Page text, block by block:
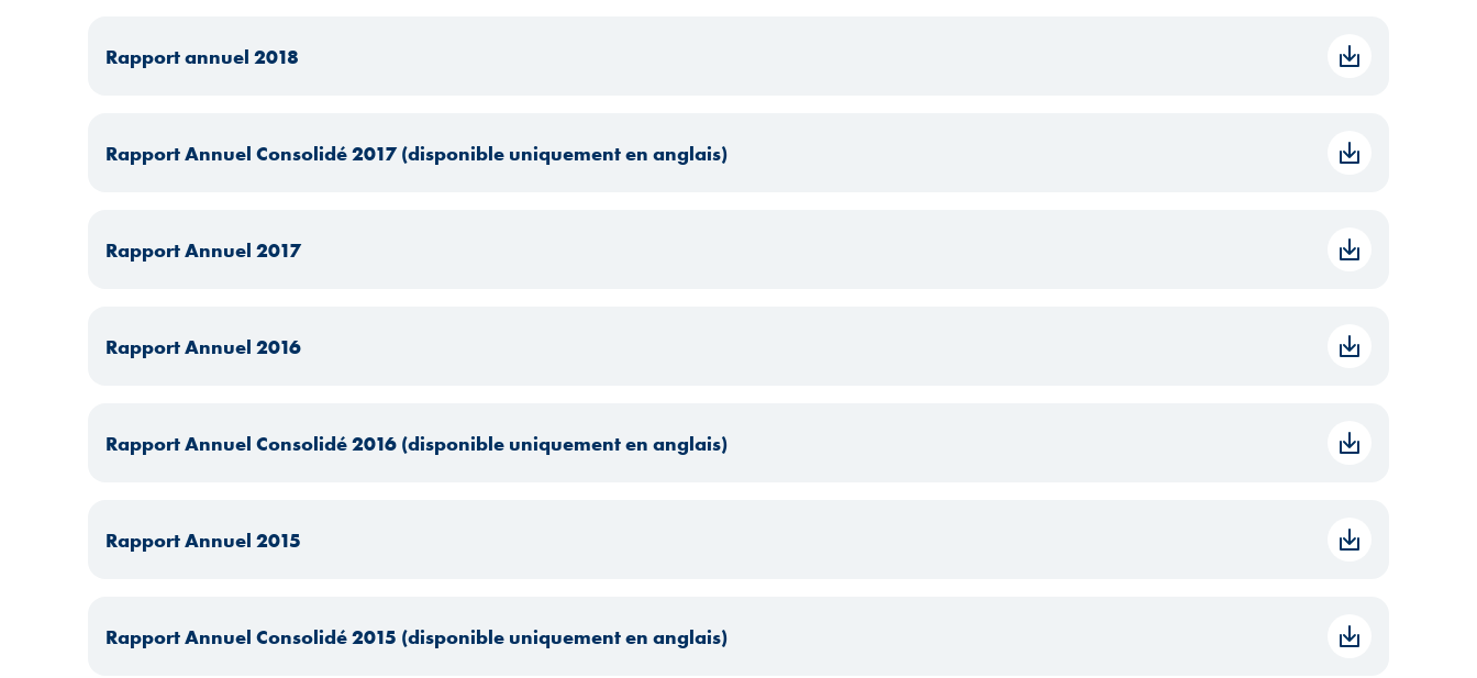
Rapport annuel 2018
Rapport Annuel Consolidé 2017 (disponible uniquement en anglais)
Rapport Annuel 2017
Rapport Annuel 2016
Rapport Annuel Consolidé 2016 (disponible uniquement en anglais)
Rapport Annuel 2015
Rapport Annuel Consolidé 2015 (disponible uniquement en anglais)